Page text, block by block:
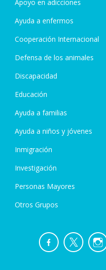
Apoyo en adicciones
Ayuda a enfermos
Cooperación Internacional
Defensa de los animales
Discapacidad
Educación
Ayuda a familias
Ayuda a niños y jóvenes
Inmigración
Investigación
Personas Mayores
Otros Grupos